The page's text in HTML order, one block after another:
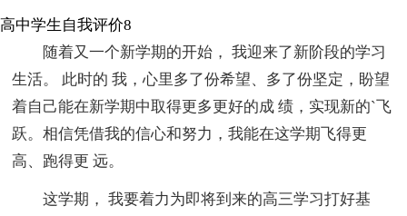
高中学生自我评价8
随着又一个新学期的开始， 我迎来了新阶段的学习
生活。 此时的 我，心里多了份希望、多了份坚定，盼望
着自己能在新学期中取得更多更好的成 绩，实现新的`飞
跃。相信凭借我的信心和努力，我能在这学期飞得更
高、跑得更 远。
这学期， 我要着力为即将到来的高三学习打好基